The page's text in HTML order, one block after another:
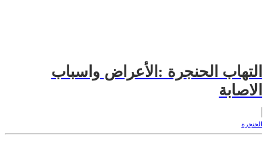
التهاب الحنجرة :الأعراض واسباب
الاصابة
الحنجرة